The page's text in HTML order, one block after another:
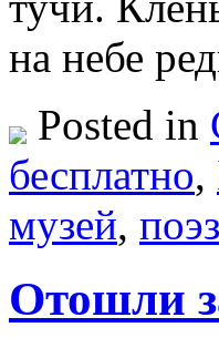
на небе
Posted in
бесплатно,
музей,
Отошли